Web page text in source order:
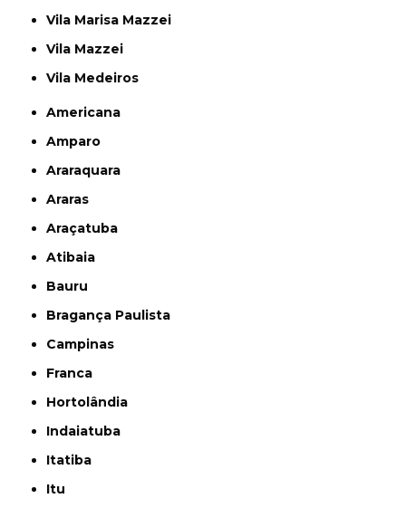
Vila Marisa Mazzei
Vila Mazzei
Vila Medeiros
Americana
Amparo
Araraquara
Araras
Araçatuba
Atibaia
Bauru
Bragança Paulista
Campinas
Franca
Hortolândia
Indaiatuba
Itatiba
Itu